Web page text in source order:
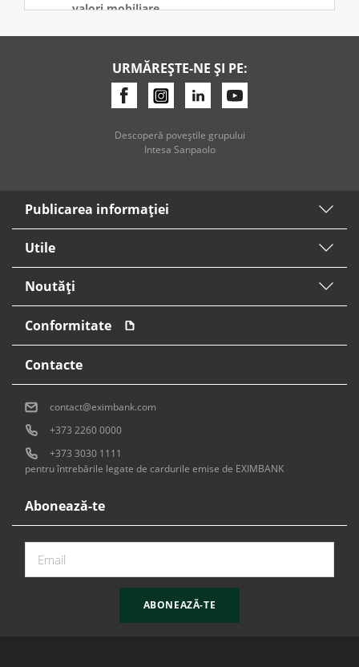
valori mobiliare
Comunicat post AGA 14.04.2026
PDF, 107.127 KB
Anunț Convocare AGA
Ianuarie
Informații de ordin continuu privind
evenimentele care influențează emitentul de
valori mobiliare
PDF, 291.462 KB
URMĂREȘTE-NE ȘI PE:
Descoperă poveştile grupului
Intesa Sanpaolo
Publicarea informaţiei
Utile
Noutăți
Conformitate
Abonează-te
ABONEAZĂ-TE
Contacte
contact@eximbank.com
+373 2260 0000
+373 3030 1111
pentru întrebările legate de cardurile emise de EXIMBANK